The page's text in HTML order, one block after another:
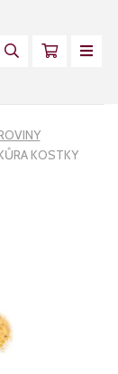
KOSTKY